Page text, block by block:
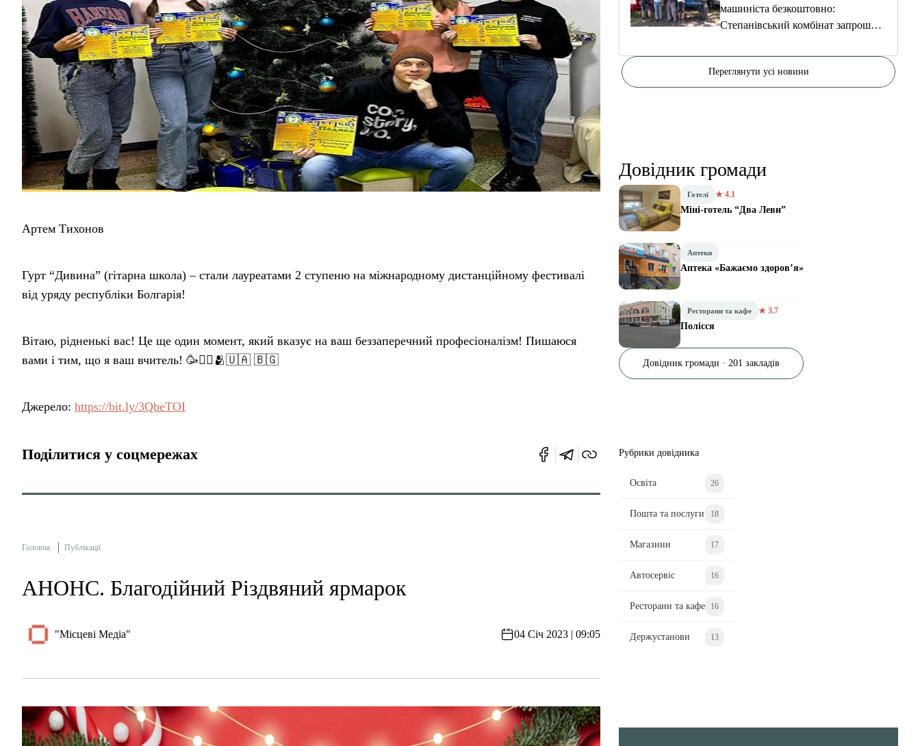
Артем Тихонов
Гурт “Дивина” (гітарна школа) – стали лауреатами 2 ступеню на міжнародному дистанційному фестивалі
від уряду республіки Болгарія!
Вітаю, рідненькі вас! Це ще один момент, який вказує на ваш беззаперечний професіоналізм! Пишаюся
вами і тим, що я ваш вчитель! 🥳❤️‍🔥🫂🇺🇦 🇧🇬
Джерело: https://bit.ly/3QbeTOI
Поділитися у соцмережах
Головна Публікації
АНОНС. Благодійний Різдвяний ярмарок
"Місцеві Медіа" 04 Січ 2023 | 09:05
машиніста безкоштовно:
Степанівський комбінат запрошує
Переглянути усі новини
Довідник громади
Готелі ★ 4.1
Міні-готель “Два Леви”
Аптеки
Аптека «Бажаємо здоров’я»
Ресторани та кафе ★ 3.7
Полісся
Довідник громади · 201 закладів
Рубрики довідника
Освіта 26
Пошта та послуги 18
Магазини 17
Автосервіс 16
Ресторани та кафе 16
Держустанови 13